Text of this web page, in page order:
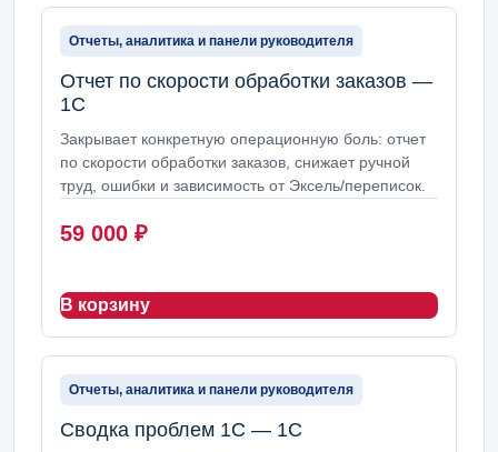
Отчеты, аналитика и панели руководителя
Отчет по скорости обработки заказов —
1С
Закрывает конкретную операционную боль: отчет
по скорости обработки заказов, снижает ручной
труд, ошибки и зависимость от Эксель/переписок.
59 000 ₽
В корзину
Отчеты, аналитика и панели руководителя
Сводка проблем 1С — 1С